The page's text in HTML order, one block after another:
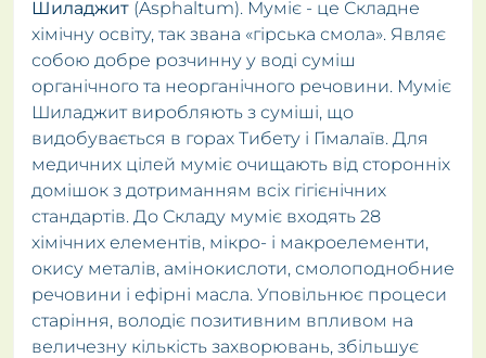
Шиладжит (Asphaltum). Муміє - це Складне
хімічну освіту, так звана «гірська смола». Являє
собою добре розчинну у воді суміш
органічного та неорганічного речовини. Муміє
Шиладжит виробляють з суміші, що
видобувається в горах Тибету і Гімалаїв. Для
медичних цілей муміє очищають від сторонніх
домішок з дотриманням всіх гігієнічних
стандартів. До Складу муміє входять 28
хімічних елементів, мікро- і макроелементи,
окису металів, амінокислоти, смолоподнобние
речовини і ефірні масла. Уповільнює процеси
старіння, володіє позитивним впливом на
величезну кількість захворювань, збільшує